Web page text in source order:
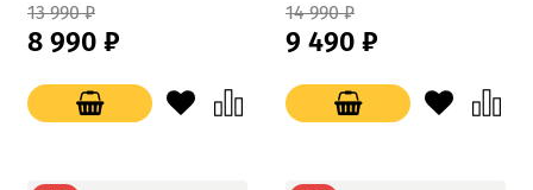
13 990 ₽
8 990 ₽
14 990 ₽
9 490 ₽